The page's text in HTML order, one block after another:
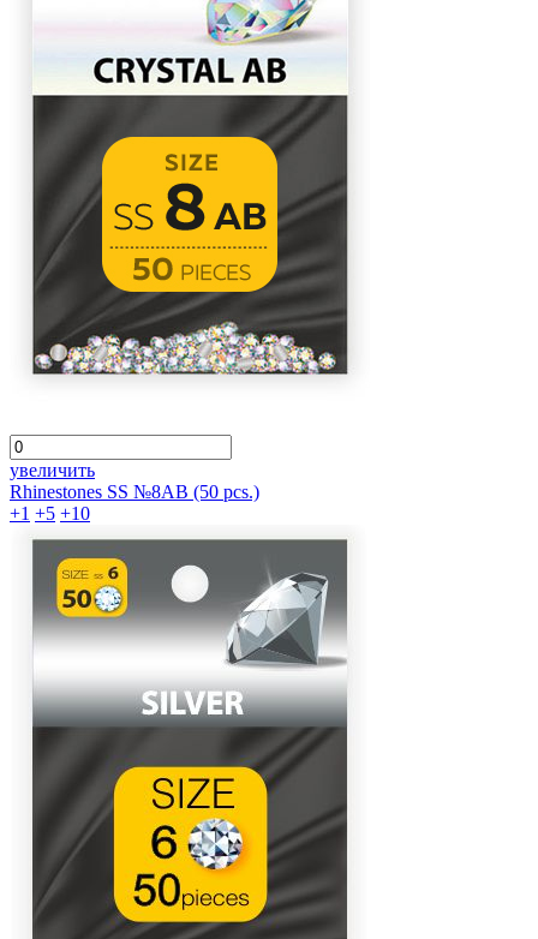
увеличить
Rhinestones SS №8АВ (50 pcs.)
+1 +5 +10